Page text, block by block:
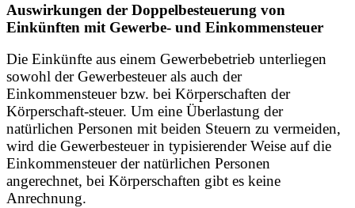
Auswirkungen der Doppelbesteuerung von
Einkünften mit Gewerbe- und Einkommensteuer
Die Einkünfte aus einem Gewerbebetrieb unterliegen
sowohl der Gewerbesteuer als auch der
Einkommensteuer bzw. bei Körperschaften der
Körperschaft-steuer. Um eine Überlastung der
natürlichen Personen mit beiden Steuern zu vermeiden,
wird die Gewerbesteuer in typisierender Weise auf die
Einkommensteuer der natürlichen Personen
angerechnet, bei Körperschaften gibt es keine
Anrechnung.